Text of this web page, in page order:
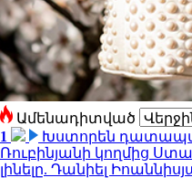
Ամենադիտված
1
Խստորեն
Ռուբինյանի կողմից
լինելը. Դանիել